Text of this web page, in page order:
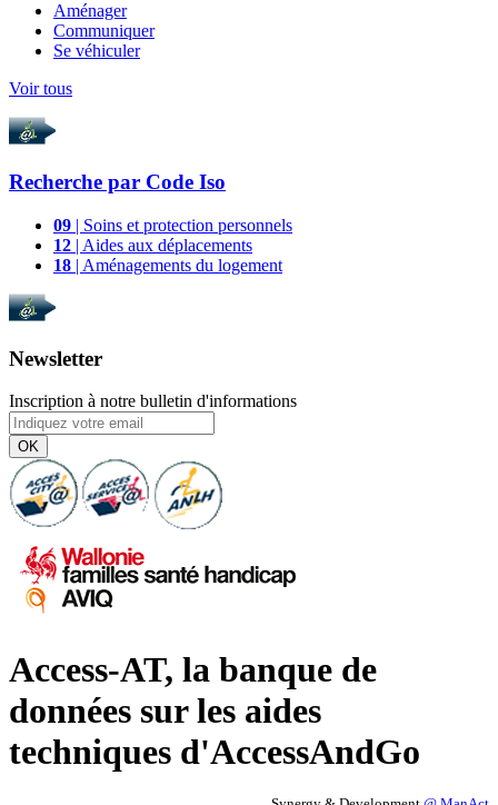
Aménager
Communiquer
Se véhiculer
Voir tous
Recherche par Code Iso
09 | Soins et protection personnels
12 | Aides aux déplacements
18 | Aménagements du logement
Newsletter
Inscription à notre bulletin d'informations
OK
Access-AT, la banque de
données sur les aides
techniques d'AccessAndGo